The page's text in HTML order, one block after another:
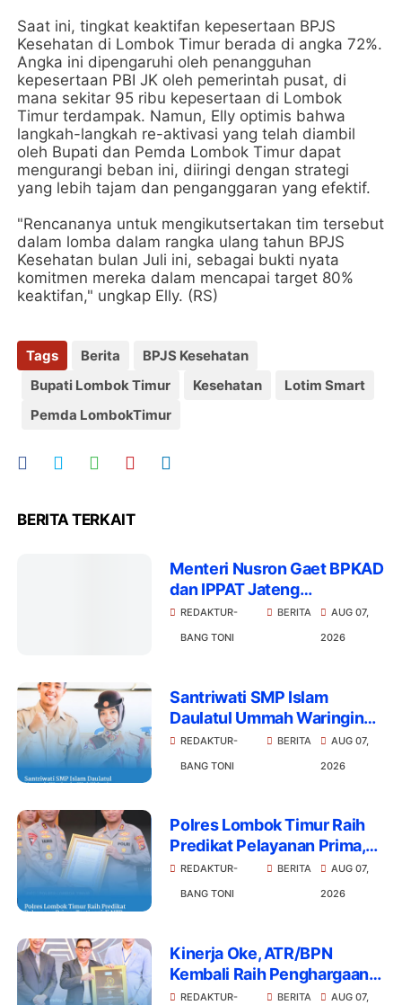
Saat ini, tingkat keaktifan kepesertaan BPJS
Kesehatan di Lombok Timur berada di angka 72%.
Angka ini dipengaruhi oleh penangguhan
kepesertaan PBI JK oleh pemerintah pusat, di
mana sekitar 95 ribu kepesertaan di Lombok
Timur terdampak. Namun, Elly optimis bahwa
langkah-langkah re-aktivasi yang telah diambil
oleh Bupati dan Pemda Lombok Timur dapat
mengurangi beban ini, diiringi dengan strategi
yang lebih tajam dan penganggaran yang efektif.
"Rencananya untuk mengikutsertakan tim tersebut
dalam lomba dalam rangka ulang tahun BPJS
Kesehatan bulan Juli ini, sebagai bukti nyata
komitmen mereka dalam mencapai target 80%
keaktifan," ungkap Elly. (RS)
Tags Berita
BPJS Kesehatan
Bupati Lombok Timur
Kesehatan
Lotim Smart
Pemda LombokTimur
BERITA TERKAIT
Menteri Nusron Gaet BPKAD
dan IPPAT Jateng
Transformasi Layanan
Tanah
REDAKTUR-
BANG TONI
BERITA
AUG 07,
2026
Santriwati SMP Islam
Daulatul Ummah Waringin
Wakili Lotim Jambore
Nasional Cibubur
REDAKTUR-
BANG TONI
BERITA
AUG 07,
2026
Polres Lombok Timur Raih
Predikat Pelayanan Prima,
Tertinggi di NTB
REDAKTUR-
BANG TONI
BERITA
AUG 07,
2026
Kinerja Oke, ATR/BPN
Kembali Raih Penghargaan
2026
REDAKTUR-
BERITA
AUG 07,